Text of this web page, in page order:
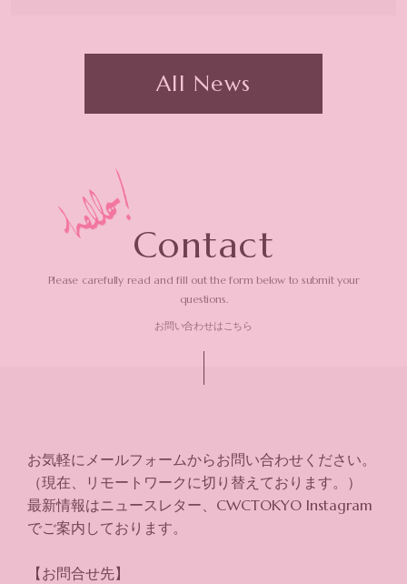
All News
Contact
Please carefully read and fill out the form below to submit your
questions.
お問い合わせはこちら
お気軽にメールフォームからお問い合わせください。
（現在、リモートワークに切り替えております。）
最新情報はニュースレター、CWCTOKYO Instagram
でご案内しております。
【お問合せ先】